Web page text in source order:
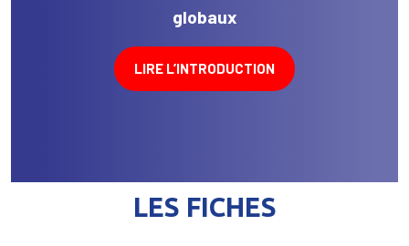
globaux
LIRE L’INTRODUCTION
LES FICHES